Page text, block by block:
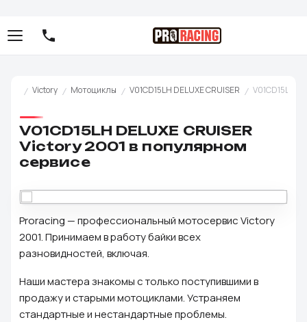
Victory Мотоциклы V01CD15LH DELUXE CRUISER V01CD15LH
V01CD15LH DELUXE CRUISER
Victory 2001 в популярном
сервисе
Proracing — профессиональный мотосервис Victory
2001. Принимаем в работу байки всех
разновидностей, включая.
Наши мастера знакомы с только поступившими в
продажу и старыми мотоциклами. Устраняем
стандартные и нестандартные проблемы.